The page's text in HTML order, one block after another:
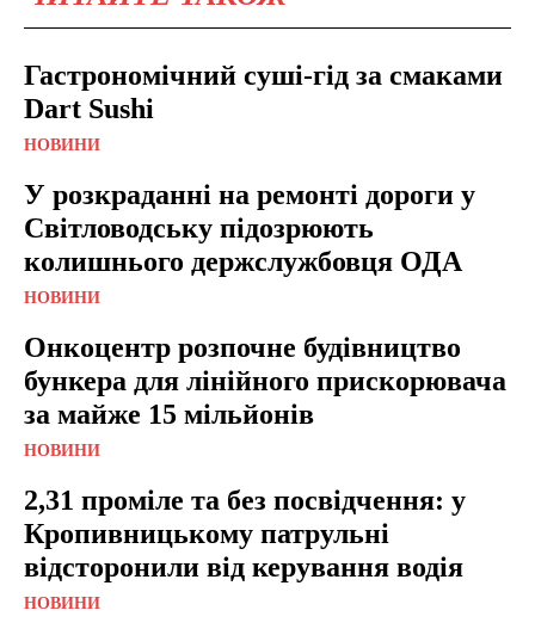
Гастрономічний суші-гід за смаками
Dart Sushi
НОВИНИ
У розкраданні на ремонті дороги у
Світловодську підозрюють
колишнього держслужбовця ОДА
НОВИНИ
Онкоцентр розпочне будівництво
бункера для лінійного прискорювача
за майже 15 мільйонів
НОВИНИ
2,31 проміле та без посвідчення: у
Кропивницькому патрульні
відсторонили від керування водія
НОВИНИ